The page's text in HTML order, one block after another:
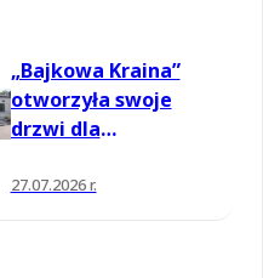
„Bajkowa Kraina”
otworzyła swoje
drzwi dla
27.07.2026 r.